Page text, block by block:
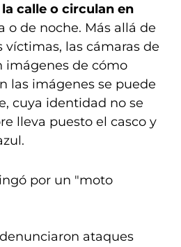
calle o circulan en
o de noche. Más allá de
víctimas, las cámaras de
imágenes de cómo
las imágenes se puede
cuya identidad no se
lleva puesto el casco y
por un "moto
ataques